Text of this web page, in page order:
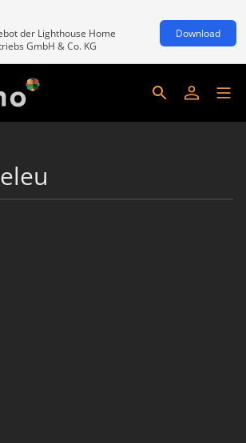
der Lighthouse Home
GmbH & Co. KG
Download